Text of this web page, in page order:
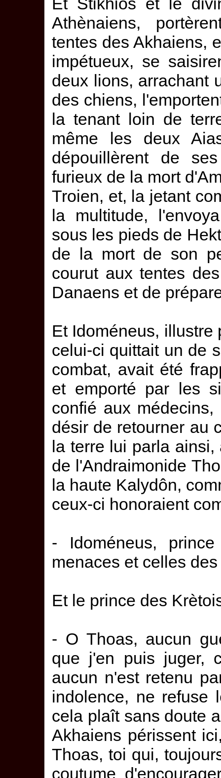
Athènaiens,
tentes des Akhaiens,
impétueux, se
deux lions, arrachant
des chiens,
la tenant loin de
même les deux
dépouillèrent de
furieux de la mort
Troien, et, la jetant
la multitude,
sous les pieds de
de la mort de son
courut aux tentes
Danaens et de
Et Idoméneus, illustre
celui-ci quittait un de
combat, avait été
et emporté par les
confié aux
désir de retourner au
la terre lui parla
de l'Andraimonide
la haute Kalydôn,
ceux-ci honoraient
- Idoméneus,
menaces et celles
Et le prince des
- O Thoas, aucun
que j'en puis juger,
aucun n'est retenu
indolence, ne refuse
cela plaît sans doute
Akhaiens périssent
Thoas, toi qui,
coutume